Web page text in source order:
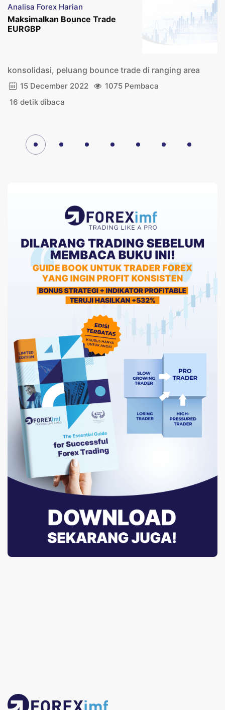
Analisa Forex Harian
Maksimalkan Bounce Trade
EURGBP
konsolidasi, peluang bounce trade di ranging area
15 December 2022
1075 Pembaca
16 detik dibaca